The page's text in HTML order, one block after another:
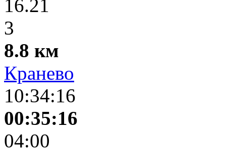
16.21
3
8.8 км
Кранево
10:34:16
00:35:16
04:00